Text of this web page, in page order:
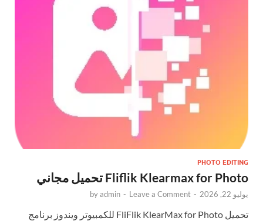
PHOTO EDITING
Fliflik Klearmax for Photo تحميل مجاني
يوليو 22, 2026 -
byadmin - Leave a Comment
تحميل FliFlik KlearMax for Photo للكمبيوتر ويندوز برنامج